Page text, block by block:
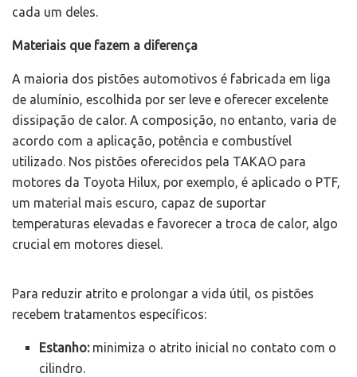
cada um deles.
Materiais que fazem a diferença
A maioria dos pistões automotivos é fabricada em liga
de alumínio, escolhida por ser leve e oferecer excelente
dissipação de calor. A composição, no entanto, varia de
acordo com a aplicação, potência e combustível
utilizado. Nos pistões oferecidos pela TAKAO para
motores da Toyota Hilux, por exemplo, é aplicado o PTF,
um material mais escuro, capaz de suportar
temperaturas elevadas e favorecer a troca de calor, algo
crucial em motores diesel.
Para reduzir atrito e prolongar a vida útil, os pistões
recebem tratamentos específicos:
Estanho:minimiza o atrito inicial no contato com o
cilindro.